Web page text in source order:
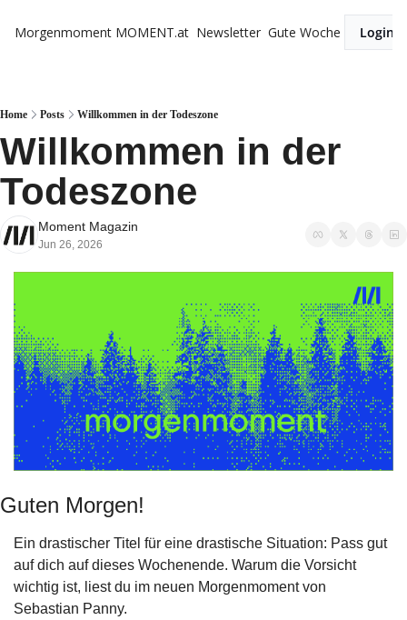
Morgenmoment MOMENT.at Newsletter Gute Woche Login
Home Posts Willkommen in der Todeszone
Willkommen in der
Todeszone
Moment Magazin
Jun 26, 2026
Guten Morgen!
Ein drastischer Titel für eine drastische Situation: Pass gut
auf dich auf dieses Wochenende. Warum die Vorsicht
wichtig ist, liest du im neuen Morgenmoment von
Sebastian Panny.